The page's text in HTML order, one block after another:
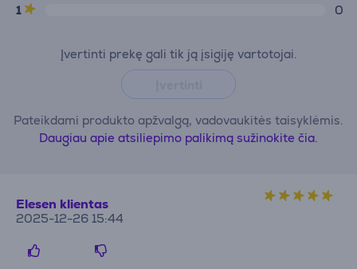
1
0
Įvertinti prekę gali tik ją įsigiję vartotojai.
Pateikdami produkto apžvalgą, vadovaukitės taisyklėmis.
Daugiau apie atsiliepimo palikimą sužinokite čia.
Elesen klientas
2025-12-26 15:44